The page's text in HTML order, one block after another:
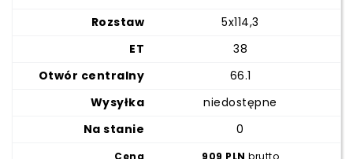
5x114,3
38
66.1
niedostępne
0